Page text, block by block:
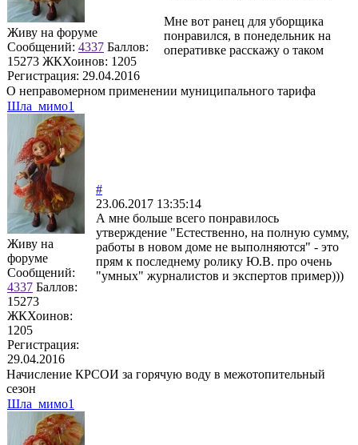
Живу на форуме
Сообщений: 4337 Баллов:
15273 ЖКХоинов: 1205
Регистрация: 29.04.2016
Мне вот ранец для уборщика
понравился, в понедельник на
оперативке расскажу о таком
О неправомерном применении муниципального тарифа
Шла_мимо1
Живу на
форуме
Сообщений:
4337 Баллов:
15273
ЖКХоинов:
1205
Регистрация:
29.04.2016
#
23.06.2017 13:35:14
А мне больше всего понравилось
утверждение "Естественно, на полную сумму,
работы в новом доме не выполняются" - это
прям к последнему ролику Ю.В. про очень
"умных" журналистов и экспертов пример)))
Начисление КРСОИ за горячую воду в межотопительный
сезон
Шла_мимо1